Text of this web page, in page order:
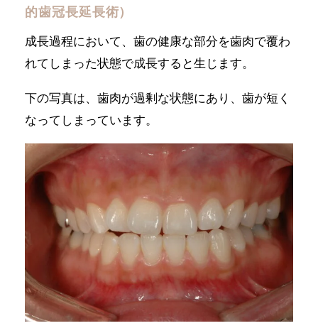
的歯冠長延長術）
成長過程において、歯の健康な部分を歯肉で覆わ
れてしまった状態で成長すると生じます。
下の写真は、歯肉が過剰な状態にあり、歯が短く
なってしまっています。